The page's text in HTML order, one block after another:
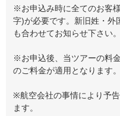
※お申込み時に全てのお客
字)が必要です。新旧姓・外
も合わせてお知らせ下さい。
※お申込後、当ツアーの料
のご料金が適用となります。
※航空会社の事情により予
ます。